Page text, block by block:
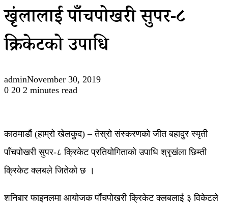
श्रृंखलालाई पाँचपोखरी सुपर-८
क्रिकेटको उपाधि
adminNovember 30, 2019
0 20 2 minutes read
काठमाडौं (हाम्रो खेलकुद) – तेस्रो संस्करणको जीत बहादुर स्मृती
पाँचपोखरी सुपर-८ क्रिकेट प्रतियोगिताको उपाधि श्रृखंला छिम्ती
क्रिकेट क्लबले जितेको छ ।
शनिबार फाइनलमा आयोजक पाँचपोखरी क्रिकेट क्लबलाई ३ विकेटले